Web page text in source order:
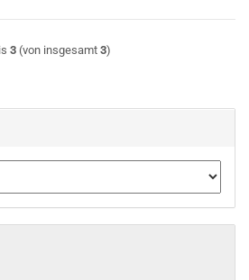
3 (von insgesamt 3)